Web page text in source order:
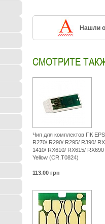
Нашли
СМОТРИТЕ
Чип для комплектов ПК
R270/ R290/ R295/ R390/
1410/ RX610/ RX615/ RX690
Yellow (CR.T0824)
113.00 грн